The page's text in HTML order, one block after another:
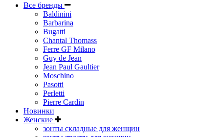
Все бренды
Baldinini
Barbarina
Bugatti
Chantal Thomass
Ferre GF Milano
Guy de Jean
Jean Paul Gaultier
Moschino
Pasotti
Perletti
Pierre Cardin
Новинки
Женские
зонты складные для женщин